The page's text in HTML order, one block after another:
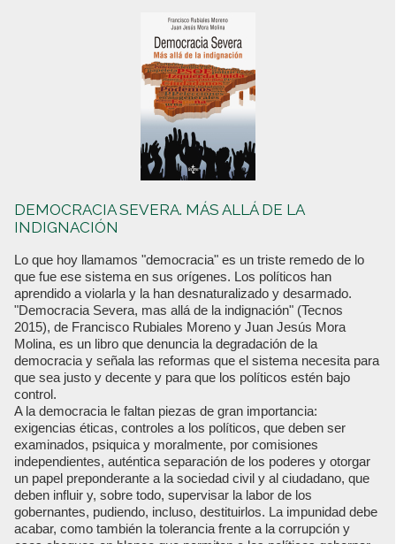
DEMOCRACIA SEVERA. MÁS ALLÁ DE LA
INDIGNACIÓN
Lo que hoy llamamos "democracia" es un triste remedo de lo
que fue ese sistema en sus orígenes. Los políticos han
aprendido a violarla y la han desnaturalizado y desarmado.
"Democracia Severa, mas allá de la indignación" (Tecnos
2015), de Francisco Rubiales Moreno y Juan Jesús Mora
Molina, es un libro que denuncia la degradación de la
democracia y señala las reformas que el sistema necesita para
que sea justo y decente y para que los políticos estén bajo
control.
A la democracia le faltan piezas de gran importancia:
exigencias éticas, controles a los políticos, que deben ser
examinados, psiquica y moralmente, por comisiones
independientes, auténtica separación de los poderes y otorgar
un papel preponderante a la sociedad civil y al ciudadano, que
deben influir y, sobre todo, supervisar la labor de los
gobernantes, pudiendo, incluso, destituirlos. La impunidad debe
acabar, como también la tolerancia frente a la corrupción y